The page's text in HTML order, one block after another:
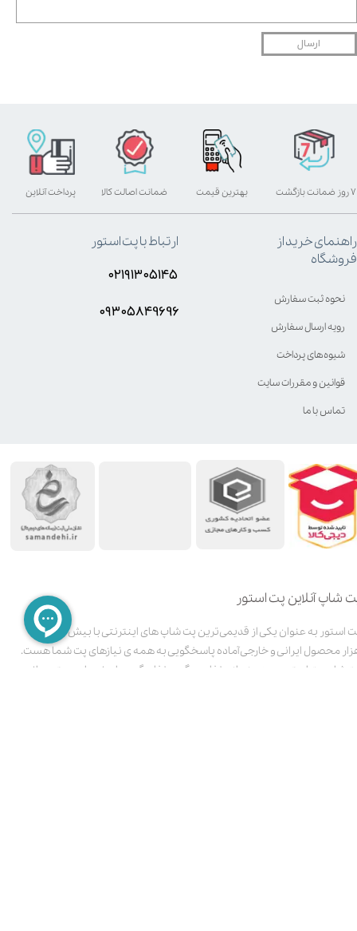
ارسال
شاپ آنلاین پت استور
پت استور به عنوان یکی از قدیمی‌ترین پت شاپ های اینترنتی با بیش از 3000
محصول ایرانی و خارجی آماده پاسخگویی به همه ی نیازهای پت شما هست.
شاپ پت استور، ویترینی از غذای سگ و غذای گربه با برندهای معتبر مانند:
بهترین قیمت پرداخت آنلاین ۷ روز ضمانت بازگشت ضمانت اصالت کالا
راهنمای خرید از
فروشگاه
نحوه ثبت سفارش
رویه ارسال سفارش
شیوه‌های پرداخت
قوانین و مقررات سایت
تماس با ما
ارتباط با پت استور
۰۲۱۹۱۳۰۵۱۴۵
۰۹۳۰۵8۴9696